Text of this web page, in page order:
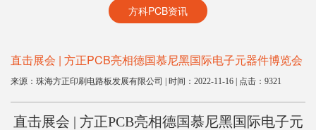
方科PCB资讯
直击展会 | 方正PCB亮相德国慕尼黑国际电子元器件博览会
来源：珠海方正印刷电路板发展有限公司 | 时间：2022-11-16 | 点击：9321
直击展会 | 方正PCB亮相德国慕尼黑国际电子元